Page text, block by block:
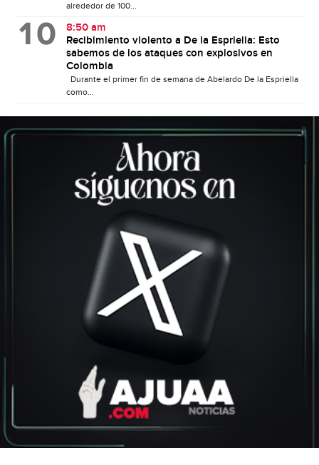
alrededor de 100...
8:50 am
Recibimiento violento a De la Espriella: Esto
sabemos de los ataques con explosivos en
Colombia
Durante el primer fin de semana de Abelardo De la Espriella
como...